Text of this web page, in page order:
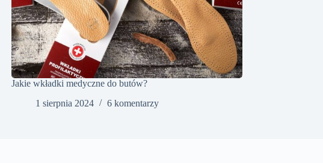
Jakie wkładki medyczne do butów?
1 sierpnia 2024
6 komentarzy